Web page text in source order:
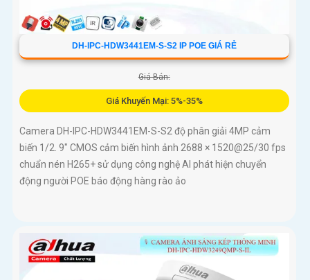
DH-IPC-HDW3441EM-S-S2 IP POE GIÁ RẺ
Giá Bán:
Giá Khuyến Mại: 5%-35%
Camera DH-IPC-HDW3441EM-S-S2 độ phân giải 4MP cảm
biến 1/2. 9" CMOS cảm biến hình ảnh 2688 × 1520@25/30 fps
chuẩn nén H265+ sử dụng công nghệ AI phát hiện chuyển
động người POE báo động hàng rào ảo